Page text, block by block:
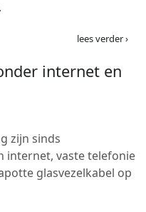
lees verder ›
internet en
zijn sinds
internet, vaste telefonie
glasvezelkabel op